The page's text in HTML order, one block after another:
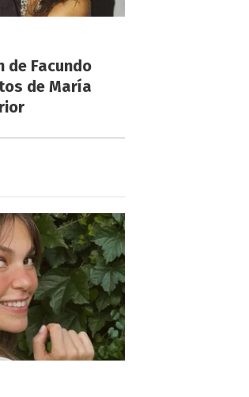
de Facundo
de María